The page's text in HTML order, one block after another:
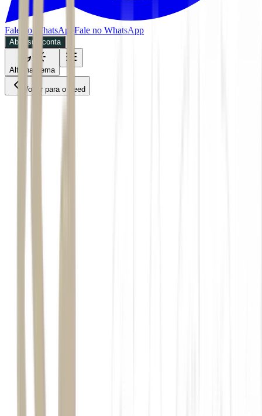
Fale no WhatsApp Fale no WhatsApp
Abra sua conta
Alternar tema
Voltar para o Feed